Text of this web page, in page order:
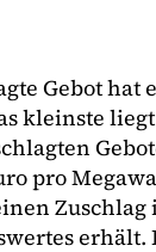
Gebot hat
kleinste
pro
Zuschlag
erhält.